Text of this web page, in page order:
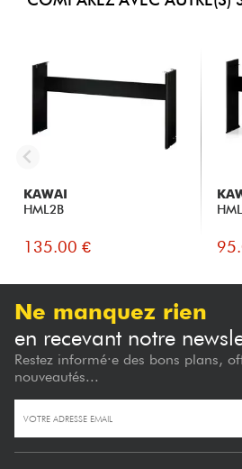
KAWAI
HML2B
135.00 €
Ne manquez rien
en recevant notre
Restez informé·e des bons plans,
nouveautés...